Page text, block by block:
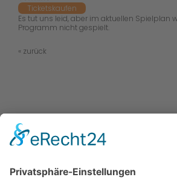
Ticketskaufen
Es tut uns leid, aber im aktuellen Spielplan
Programm nicht gespielt.
« zurück
Central Kabarett